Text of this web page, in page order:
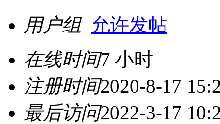
用户组 允许发帖
在线时间7 小时
注册时间2020-8-17
最后访问2022-3-17